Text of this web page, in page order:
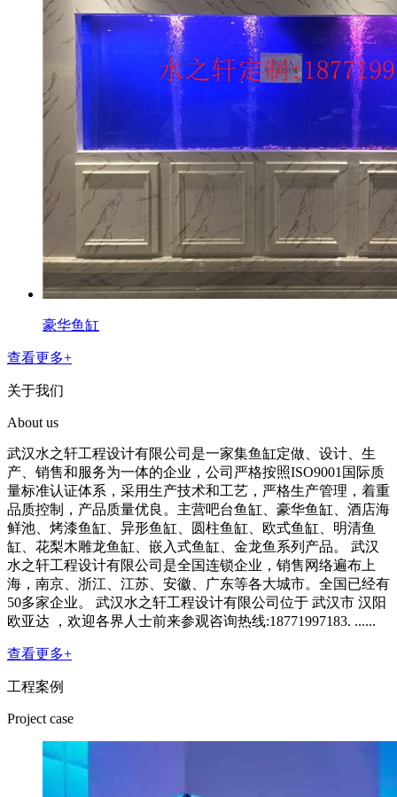
豪华鱼缸
查看更多+
关于我们
About us
武汉水之轩工程设计有限公司是一家集鱼缸定做、设计、生
产、销售和服务为一体的企业，公司严格按照ISO9001国际质
量标准认证体系，采用生产技术和工艺，严格生产管理，着重
品质控制，产品质量优良。主营吧台鱼缸、豪华鱼缸、酒店海
鲜池、烤漆鱼缸、异形鱼缸、圆柱鱼缸、欧式鱼缸、明清鱼
缸、花梨木雕龙鱼缸、嵌入式鱼缸、金龙鱼系列产品。 武汉
水之轩工程设计有限公司是全国连锁企业，销售网络遍布上
海，南京、浙江、江苏、安徽、广东等各大城市。全国已经有
50多家企业。 武汉水之轩工程设计有限公司位于 武汉市 汉阳
欧亚达 ，欢迎各界人士前来参观咨询热线:18771997183. ......
查看更多+
工程案例
Project case